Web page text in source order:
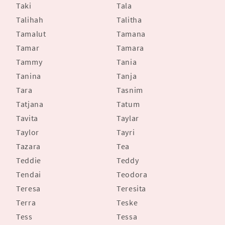
Taki
Tala
Talihah
Talitha
Tamalut
Tamana
Tamar
Tamara
Tammy
Tania
Tanina
Tanja
Tara
Tasnim
Tatjana
Tatum
Tavita
Taylar
Taylor
Tayri
Tazara
Tea
Teddie
Teddy
Tendai
Teodora
Teresa
Teresita
Terra
Teske
Tess
Tessa